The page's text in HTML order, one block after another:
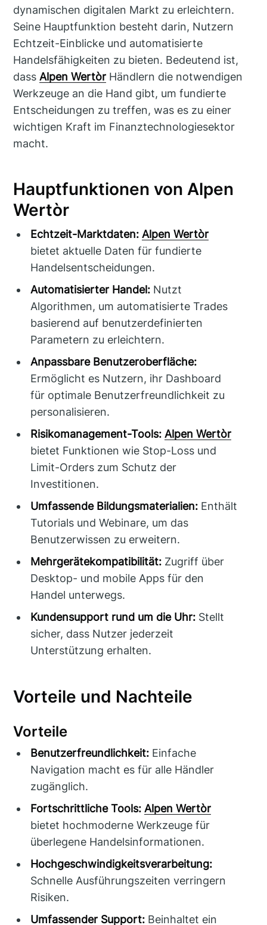
dynamischen digitalen Markt zu erleichtern.
Seine Hauptfunktion besteht darin, Nutzern
Echtzeit-Einblicke und automatisierte
Handelsfähigkeiten zu bieten. Bedeutend ist,
dassAlpen Wertòr Händlern die notwendigen
Werkzeuge an die Hand gibt, um fundierte
Entscheidungen zu treffen, was es zu einer
wichtigen Kraft im Finanztechnologiesektor
macht.
Hauptfunktionen von Alpen
Wertòr
Echtzeit-Marktdaten: Alpen Wertòr
bietet aktuelle Daten für fundierte
Handelsentscheidungen.
Automatisierter Handel: Nutzt
Algorithmen, um automatisierte Trades
basierend auf benutzerdefinierten
Parametern zu erleichtern.
Anpassbare Benutzeroberfläche:
Ermöglicht es Nutzern, ihr Dashboard
für optimale Benutzerfreundlichkeit zu
personalisieren.
Risikomanagement-Tools: Alpen Wertòr
bietet Funktionen wie Stop-Loss und
Limit-Orders zum Schutz der
Investitionen.
Umfassende Bildungsmaterialien: Enthält
Tutorials und Webinare, um das
Benutzerwissen zu erweitern.
Mehrgerätekompatibilität: Zugriff über
Desktop- und mobile Apps für den
Handel unterwegs.
Kundensupport rund um die Uhr: Stellt
sicher, dass Nutzer jederzeit
Unterstützung erhalten.
Vorteile und Nachteile
Vorteile
Benutzerfreundlichkeit: Einfache
Navigation macht es für alle Händler
zugänglich.
Fortschrittliche Tools: Alpen Wertòr
bietet hochmoderne Werkzeuge für
überlegene Handelsinformationen.
Hochgeschwindigkeitsverarbeitung:
Schnelle Ausführungszeiten verringern
Risiken.
Umfassender Support: Beinhaltet ein